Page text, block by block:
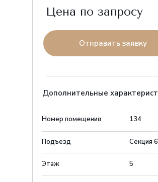
Цена по запросу
Дополнительные
Номер помещения 134
Отправить заявку
Подъезд Секция 6
Этаж 5